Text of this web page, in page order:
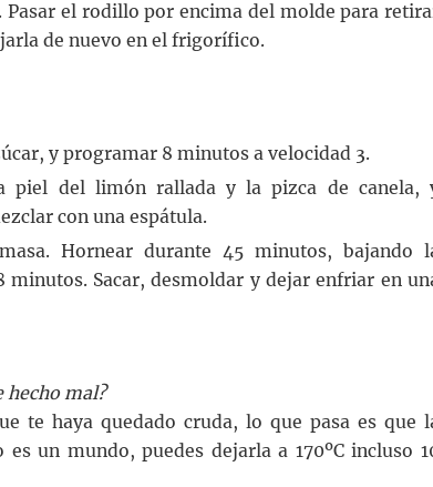
el rodillo por encima del molde para
de nuevo en el frigorífico.
y programar 8 minutos a velocidad 3.
piel del limón rallada y la pizca de canela,
con una espátula.
Hornear durante 45 minutos, bajando
Sacar, desmoldar y dejar enfriar en
hecho mal?
te haya quedado cruda, lo que pasa es que
un mundo, puedes dejarla a 170ºC incluso